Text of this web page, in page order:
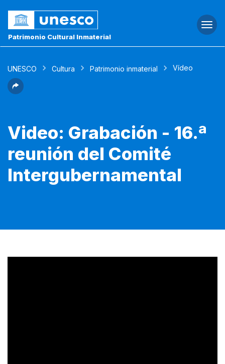
Patrimonio Cultural Inmaterial
UNESCO Cultura Patrimonio inmaterial Vídeo
Video: Grabación - 16.ª
reunión del Comité
Intergubernamental